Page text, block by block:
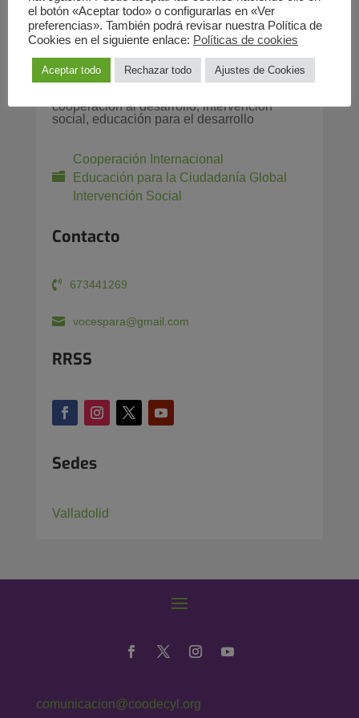
C/ Gamazo 10 – 1ºDcha | Valladolid
47004 (España)
Servicios
cooperación al desarrollo, intervención
social, educación para el desarrollo
Cooperación Internacional
Educación para la Ciudadanía Global
Intervención Social
Contacto
673441269
vocespara@gmail.com
RRSS
Sedes
Valladolid
comunicacion@coodecyl.org
el botón «Aceptar todo» o configurarlas en «Ver
preferencias». También podrá revisar nuestra Política de
Cookies en el siguiente enlace: Políticas de cookies
Aceptar todo Rechazar todo Ajustes de Cookies